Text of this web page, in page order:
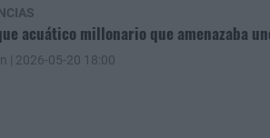
acuático millonario que amenazaba
| 2026-05-20 18:00